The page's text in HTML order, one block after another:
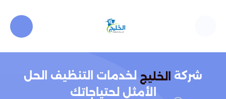
شركة الخليج لخدمات التنظيف الحل
الأمثل لحتياجاتك